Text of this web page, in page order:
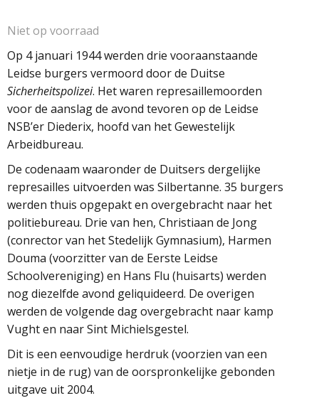
Niet op voorraad
Op 4 januari 1944 werden drie vooraanstaande
Leidse burgers vermoord door de Duitse
Sicherheitspolizei. Het waren represaillemoorden
voor de aanslag de avond tevoren op de Leidse
NSB’er Diederix, hoofd van het Gewestelijk
Arbeidbureau.
De codenaam waaronder de Duitsers dergelijke
represailles uitvoerden was Silbertanne. 35 burgers
werden thuis opgepakt en overgebracht naar het
politiebureau. Drie van hen, Christiaan de Jong
(conrector van het Stedelijk Gymnasium), Harmen
Douma (voorzitter van de Eerste Leidse
Schoolvereniging) en Hans Flu (huisarts) werden
nog diezelfde avond geliquideerd. De overigen
werden de volgende dag overgebracht naar kamp
Vught en naar Sint Michielsgestel.
Dit is een eenvoudige herdruk (voorzien van een
nietje in de rug) van de oorspronkelijke gebonden
uitgave uit 2004.